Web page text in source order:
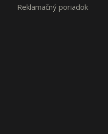
Reklamačný poriadok